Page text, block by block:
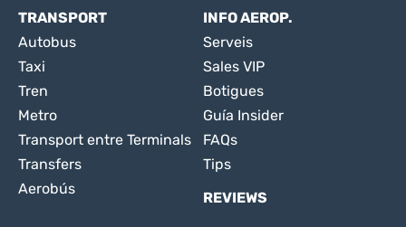
TRANSPORT
Autobus
Taxi
Tren
Metro
Transport entre Terminals
Transfers
Aerobús
INFO AEROP.
Serveis
Sales VIP
Botigues
Guía Insider
FAQs
Tips
REVIEWS